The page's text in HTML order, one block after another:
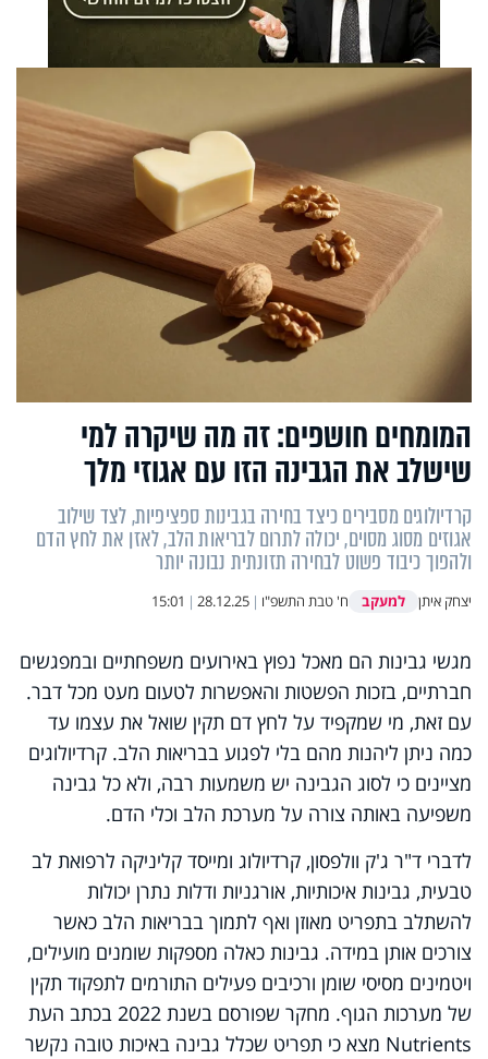
המומחים חושפים: זה מה שיקרה למי
שישלב את הגבינה הזו עם אגוזי מלך
קרדיולוגים מסבירים כיצד בחירה בגבינות ספציפיות, לצד שילוב
אגוזים מסוג מסוים, יכולה לתרום לבריאות הלב, לאזן את לחץ הדם
ולהפוך כיבוד פשוט לבחירה תזונתית נבונה יותר
יצחק איתן למעקב ח' טבת התשפ"ו |
28.12.25
|
15:01
מגשי גבינות הם מאכל נפוץ באירועים משפחתיים ובמפגשים
חברתיים, בזכות הפשטות והאפשרות לטעום מעט מכל דבר.
עם זאת, מי שמקפיד על לחץ דם תקין שואל את עצמו עד
כמה ניתן ליהנות מהם בלי לפגוע בבריאות הלב. קרדיולוגים
מציינים כי לסוג הגבינה יש משמעות רבה, ולא כל גבינה
משפיעה באותה צורה על מערכת הלב וכלי הדם.
לדברי ד"ר ג'ק וולפסון, קרדיולוג ומייסד קליניקה לרפואת לב
טבעית, גבינות איכותיות, אורגניות ודלות נתרן יכולות
להשתלב בתפריט מאוזן ואף לתמוך בבריאות הלב כאשר
צורכים אותן במידה. גבינות כאלה מספקות שומנים מועילים,
ויטמינים מסיסי שומן ורכיבים פעילים התורמים לתפקוד תקין
של מערכות הגוף. מחקר שפורסם בשנת 2022 בכתב העת
Nutrients מצא כי תפריט שכלל גבינה באיכות טובה נקשר